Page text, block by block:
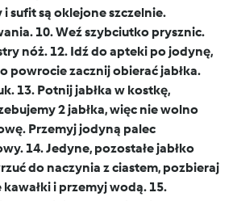
i sufit są oklejone szczelnie.
10. Weź szybciutko prysznic.
nóż. 12. Idź do apteki po jodynę,
powrocie zacznij obierać jabłka.
13. Potnij jabłka w kostkę,
2 jabłka, więc nie wolno
Przemyj jodyną palec
14. Jedyne, pozostałe jabłko
do naczynia z ciastem, pozbieraj
kawałki i przemyj wodą. 15.